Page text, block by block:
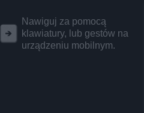
Nawiguj za pomocą
klawiatury, lub gestów na
urządzeniu mobilnym.